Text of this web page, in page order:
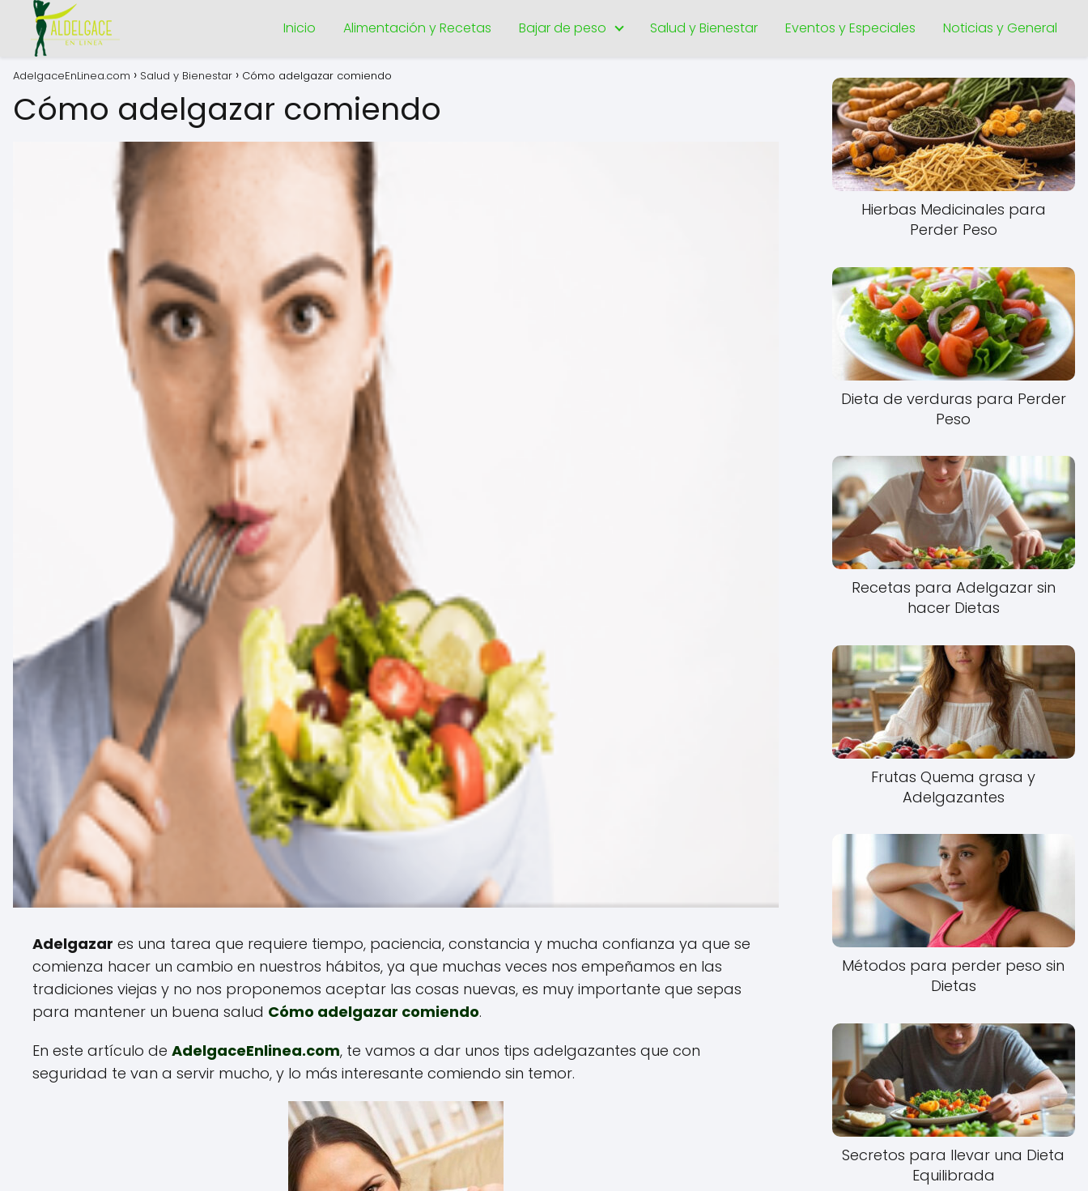
Inicio Alimentación y Recetas Bajar de peso Salud y Bienestar Eventos y Especiales Noticias y General
AdelgaceEnLinea.com Salud y Bienestar Cómo adelgazar comiendo
Cómo adelgazar comiendo
Adelgazar es una tarea que requiere tiempo, paciencia, constancia y mucha confianza ya que se
comienza hacer un cambio en nuestros hábitos, ya que muchas veces nos empeñamos en las
tradiciones viejas y no nos proponemos aceptar las cosas nuevas, es muy importante que sepas
para mantener un buena salud Cómo adelgazar comiendo.
En este artículo de AdelgaceEnlinea.com, te vamos a dar unos tips adelgazantes que con
seguridad te van a servir mucho, y lo más interesante comiendo sin temor.
Hierbas Medicinales para
Perder Peso
Dieta de verduras para Perder
Peso
Recetas para Adelgazar sin
hacer Dietas
Frutas Quema grasa y
Adelgazantes
Métodos para perder peso sin
Dietas
Secretos para llevar una Dieta
Equilibrada